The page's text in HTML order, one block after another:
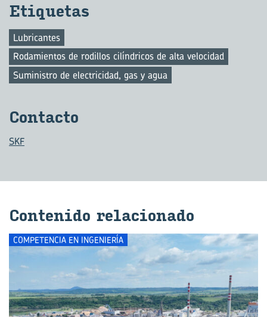
Eti­que­tas
Lubricantes
Rodamientos de rodillos cilíndricos de alta velocidad
Suministro de electricidad, gas y agua
Con­tac­to
SKF
Con­te­ni­do re­la­cio­na­do
COMPETENCIA EN INGENIERÍA